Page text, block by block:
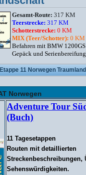
Gesamt-Route: 317 KM
Teerstrecke: 317 KM
Schotterstrecke: 0 KM
MIX (Teer/Schotter): 0 KM
Befahren mit BMW
Gepäck und
11 Norwegen
Norwegen
Adventure Tour
(Buch)
11 Tagesetappen
Routen mit detaillierten
Streckenbeschreibungen,
Sehenswürdigkeiten.